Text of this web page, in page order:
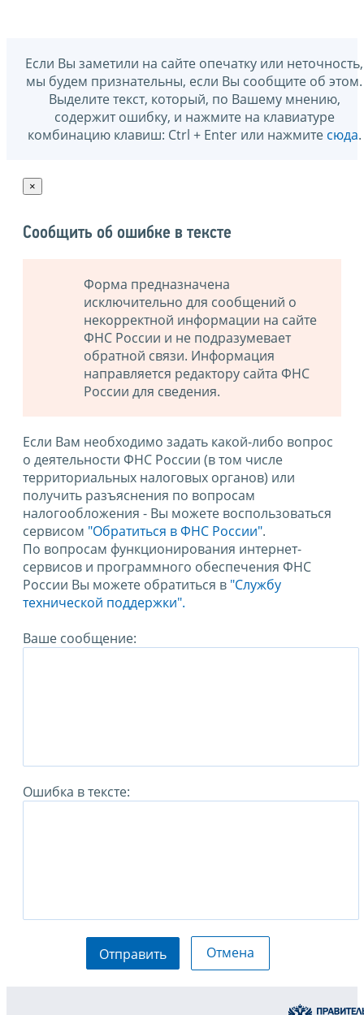
Если Вы заметили на сайте опечатку или неточность,
мы будем признательны, если Вы сообщите об этом.
Выделите текст, который, по Вашему мнению,
содержит ошибку, и нажмите на клавиатуре
комбинацию клавиш: Ctrl + Enter или нажмите сюда.
×
Сообщить об ошибке в тексте
Форма предназначена
исключительно для сообщений о
некорректной информации на сайте
ФНС России и не подразумевает
обратной связи. Информация
направляется редактору сайта ФНС
России для сведения.
Если Вам необходимо задать какой-либо вопрос
о деятельности ФНС России (в том числе
территориальных налоговых органов) или
получить разъяснения по вопросам
налогообложения - Вы можете воспользоваться
сервисом "Обратиться в ФНС России".
По вопросам функционирования интернет-
сервисов и программного обеспечения ФНС
России Вы можете обратиться в "Службу
технической поддержки".
Ваше сообщение:
Ошибка в тексте:
Отправить Отмена